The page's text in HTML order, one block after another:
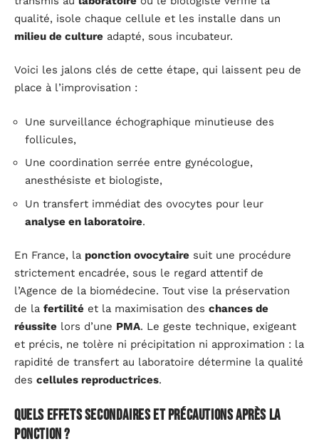
qualité, isole chaque cellule et les installe dans un
milieu de culture adapté, sous incubateur.
Voici les jalons clés de cette étape, qui laissent peu de
place à l’improvisation :
Une surveillance échographique minutieuse des
follicules,
Une coordination serrée entre gynécologue,
anesthésiste et biologiste,
Un transfert immédiat des ovocytes pour leur
analyse en laboratoire.
En France, la ponction ovocytaire suit une procédure
strictement encadrée, sous le regard attentif de
l’Agence de la biomédecine. Tout vise la préservation
de la fertilité et la maximisation des chances de
réussite lors d’une PMA. Le geste technique, exigeant
et précis, ne tolère ni précipitation ni approximation : la
rapidité de transfert au laboratoire détermine la qualité
des cellules reproductrices.
Quels effets secondaires et précautions après la
ponction ?